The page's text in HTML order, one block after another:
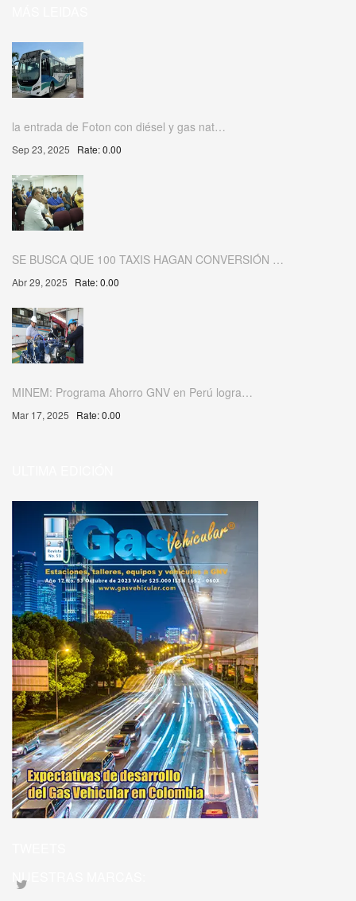
la entrada de Foton con diésel y gas nat…
Sep 23, 2025 Rate: 0.00
SE BUSCA QUE 100 TAXIS HAGAN CONVERSIÓN …
Abr 29, 2025 Rate: 0.00
MINEM: Programa Ahorro GNV en Perú logra…
Mar 17, 2025 Rate: 0.00
NUESTRAS MARCAS: